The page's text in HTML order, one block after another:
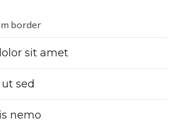
border
sit amet
sed
nemo